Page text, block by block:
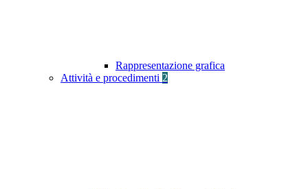
Rappresentazione grafica
Attività e procedimenti 2